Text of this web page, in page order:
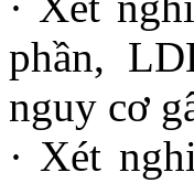
phần,
nguy cơ
· Xét